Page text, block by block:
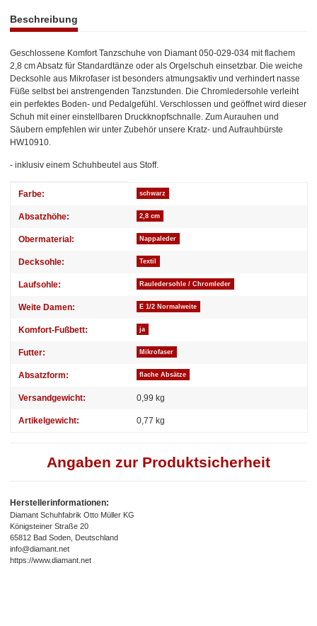
Beschreibung
Geschlossene Komfort Tanzschuhe von Diamant 050-029-034 mit flachem
2,8 cm Absatz für Standardtänze oder als Orgelschuh einsetzbar. Die weiche
Decksohle aus Mikrofaser ist besonders atmungsaktiv und verhindert nasse
Füße selbst bei anstrengenden Tanzstunden. Die Chromledersohle verleiht
ein perfektes Boden- und Pedalgefühl. Verschlossen und geöffnet wird dieser
Schuh mit einer einstellbaren Druckknopfschnalle. Zum Aurauhen und
Säubern empfehlen wir unter Zubehör unsere Kratz- und Aufrauhbürste
HW10910.
- inklusiv einem Schuhbeutel aus Stoff.
Produkteigenschaft
Wert
Farbe: schwarz
Absatzhöhe: 2,8 cm
Obermaterial: Nappaleder
Decksohle: Textil
Laufsohle: Rauledersohle / Chromleder
Weite Damen: E 1/2 Normalweite
Komfort-Fußbett: ja
Futter: Mikrofaser
Absatzform: flache Absätze
Versandgewicht: 0,99 kg
Artikelgewicht: 0,77 kg
Angaben zur Produktsicherheit
Herstellerinformationen:
Diamant Schuhfabrik Otto Müller KG
Königsteiner Straße 20
65812 Bad Soden, Deutschland
info@diamant.net
https://www.diamant.net